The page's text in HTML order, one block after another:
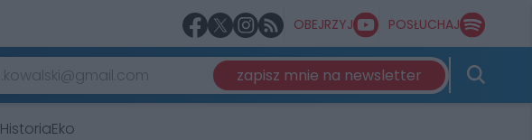
OBEJRZYJ POSŁUCHAJ
zapisz mnie na newsletter
HistoriaEko